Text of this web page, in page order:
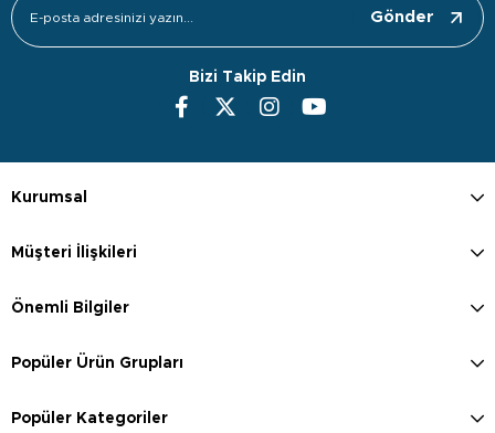
Gönder
Bizi Takip Edin
Kurumsal
Müşteri İlişkileri
Önemli Bilgiler
Popüler Ürün Grupları
Popüler Kategoriler